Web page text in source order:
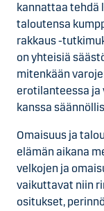
kannattaa tehdä
taloutensa
rakkaus -
on yhteisiä
mitenkään
erotilanteessa ja
kanssa
Omaisuus ja
elämän aikana
velkojen ja
vaikuttavat niin
ositukset,